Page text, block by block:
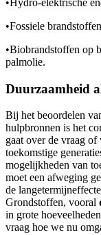
• Hydro-elektrische
•Fossiele
•Biobrandstoffen op
palmolie.
Duurzaamheid
Bij het beoordelen
hulpbronnen is het
gaat over de vraag
toekomstige
mogelijkheden van
moet een afweging
de
Grondstoffen, vooral
in grote
vraag hoe we nu